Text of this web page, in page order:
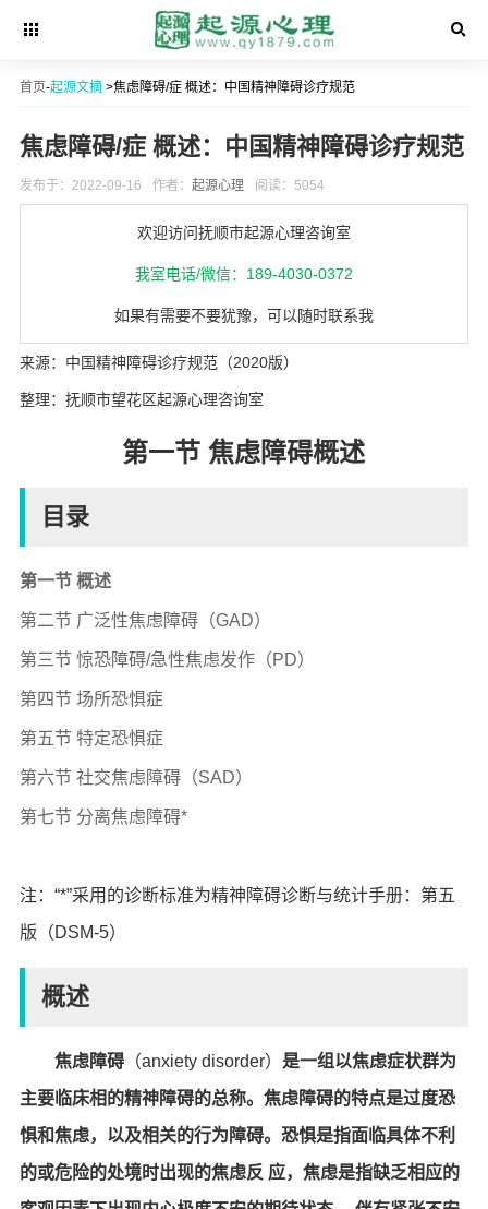
首页-起源文摘 >焦虑障碍/症 概述：中国精神障碍诊疗规范
焦虑障碍/症 概述：中国精神障碍诊疗规范
发布于：2022-09-16 作者： 起源心理 阅读：5054
欢迎访问抚顺市起源心理咨询室
我室电话/微信：189-4030-0372
如果有需要不要犹豫，可以随时联系我
来源：中国精神障碍诊疗规范（2020版）
整理：抚顺市望花区起源心理咨询室
第一节 焦虑障碍概述
目录
第一节 概述
第二节 广泛性焦虑障碍（GAD）
第三节 惊恐障碍/急性焦虑发作（PD）
第四节 场所恐惧症
第五节 特定恐惧症
第六节 社交焦虑障碍（SAD）
第七节 分离焦虑障碍*
注：“*”采用的诊断标准为精神障碍诊断与统计手册：第五
版（DSM-5）
概述
焦虑障碍（anxiety disorder） 是一组以焦虑症状群为
主要临床相的精神障碍的总称。焦虑障碍的特点是过度恐
惧和焦虑，以及相关的行为障碍。恐惧是指面临具体不利
的或危险的处境时出现的焦虑反 应，焦虑是指缺乏相应的